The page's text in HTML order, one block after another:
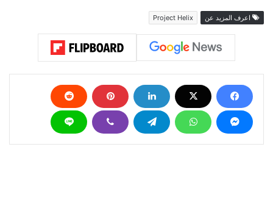
اعرف المزيد عن Project Helix